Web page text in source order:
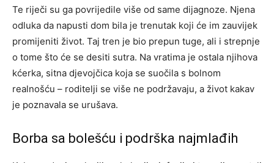
Te riječi su ga povrijedile više od same dijagnoze. Njena
odluka da napusti dom bila je trenutak koji će im zauvijek
promijeniti život. Taj tren je bio prepun tuge, ali i strepnje
o tome što će se desiti sutra. Na vratima je ostala njihova
kćerka, sitna djevojčica koja se suočila s bolnom
realnošću – roditelji se više ne podržavaju, a život kakav
je poznavala se urušava.
Borba sa bolešću i podrška najmlađih